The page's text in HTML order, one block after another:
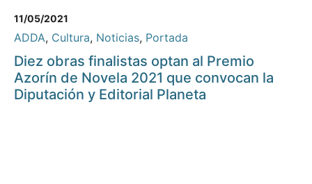
11/05/2021
ADDA, Cultura, Noticias, Portada
Diez obras finalistas optan al Premio
Azorín de Novela 2021 que convocan la
Diputación y Editorial Planeta